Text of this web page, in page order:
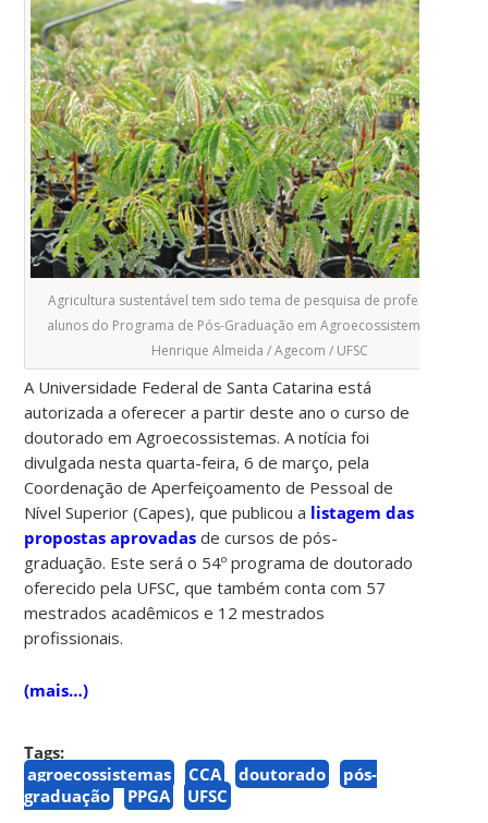
Agricultura sustentável tem sido tema de pesquisa de professores e
alunos do Programa de Pós-Graduação em Agroecossistemas. Foto:
Henrique Almeida / Agecom / UFSC
A Universidade Federal de Santa Catarina está
autorizada a oferecer a partir deste ano o curso de
doutorado em Agroecossistemas. A notícia foi
divulgada nesta quarta-feira, 6 de março, pela
Coordenação de Aperfeiçoamento de Pessoal de
Nível Superior (Capes), que publicou a listagem das
propostas aprovadas de cursos de pós-
graduação. Este será o 54º programa de doutorado
oferecido pela UFSC, que também conta com 57
mestrados acadêmicos e 12 mestrados
profissionais.
(mais…)
Tags:
agroecossistemas
CCA doutorado
pós-
graduação
PPGA UFSC